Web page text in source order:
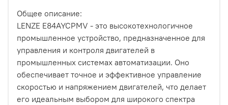
Общее описание:
LENZE E84AYCPMV - это высокотехнологичное
промышленное устройство, предназначенное для
управления и контроля двигателей в
промышленных системах автоматизации. Оно
обеспечивает точное и эффективное управление
скоростью и напряжением двигателей, что делает
его идеальным выбором для широкого спектра